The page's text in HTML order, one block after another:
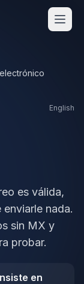
English
es válida,
nada.
sin MX y
probar.
en